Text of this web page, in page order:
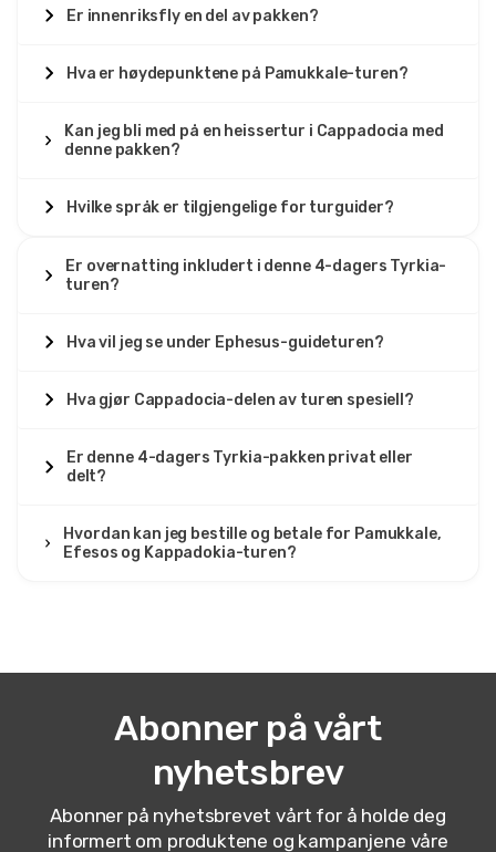
JT
Pamukkale, Efes & Kappadokia Tur – 4 Dagers
God tur, men bussen tok litt tid.
David Johnson
Tyrkia Pakke
Fantastiske landskap, komfortable hoteller, flott guide.
Patrick O’Connor
Er innenriksfly en del av pakken?
Hva er høydepunktene på Pamukkale-turen?
Kan jeg bli med på en heissertur i Cappadocia med
denne pakken?
Hvilke språk er tilgjengelige for turguider?
Er overnatting inkludert i denne 4-dagers Tyrkia-
turen?
Hva vil jeg se under Ephesus-guideturen?
Hva gjør Cappadocia-delen av turen spesiell?
Er denne 4-dagers Tyrkia-pakken privat eller
delt?
Hvordan kan jeg bestille og betale for Pamukkale,
Efesos og Kappadokia-turen?
Abonner på vårt
nyhetsbrev
Abonner på nyhetsbrevet vårt for å holde deg
informert om produktene og kampanjene våre